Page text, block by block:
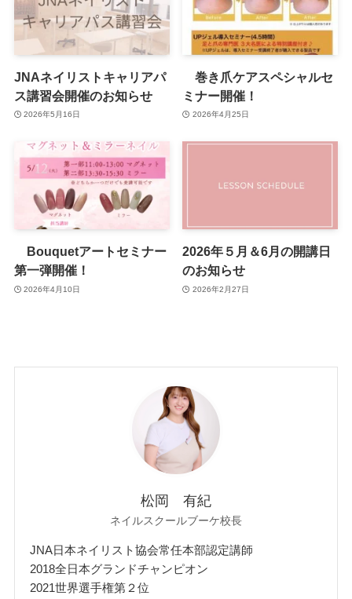
JNAネイリストキャリアパ
ス講習会開催のお知らせ
2026年5月16日
巻き爪ケアスペシャルセ
ミナー開催！
2026年4月25日
Bouquetアートセミナー
第一弾開催！
2026年4月10日
2026年５月＆6月の開講日
のお知らせ
2026年2月27日
松岡 有紀
ネイルスクールブーケ校長
JNA日本ネイリスト協会常任本部認定講師
2018全日本グランドチャンピオン
2021世界選手権第２位